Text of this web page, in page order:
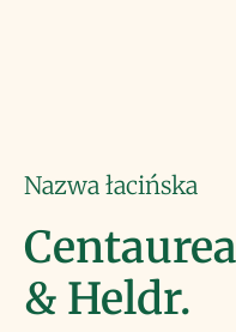
Nazwa łacińska
& Heldr.